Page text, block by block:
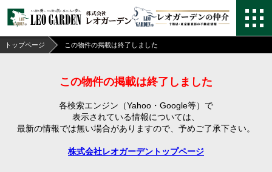
トップページ この物件の掲載は終了しました
この物件の掲載は終了しました
各検索エンジン（Yahoo・Google等）で
表示されている情報については、
最新の情報では無い場合がありますので、 予めご了承下さい。
株式会社レオガーデントップページ